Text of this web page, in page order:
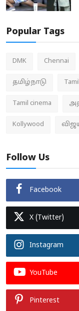
Popular Tags
DMK Chennai
தமிழ்நாடு
Tamil cinema
Kollywood
Follow Us
Facebook
X (Twitter)
Instagram
YouTube
Pinterest